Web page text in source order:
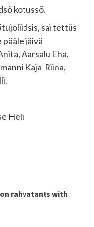
kotussõ.
sai tettüs
jäivä
Aarsalu Eha,
Kaja-Riina,
Heli
rahvatants with